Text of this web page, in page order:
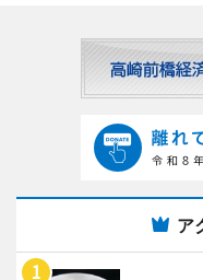
ア